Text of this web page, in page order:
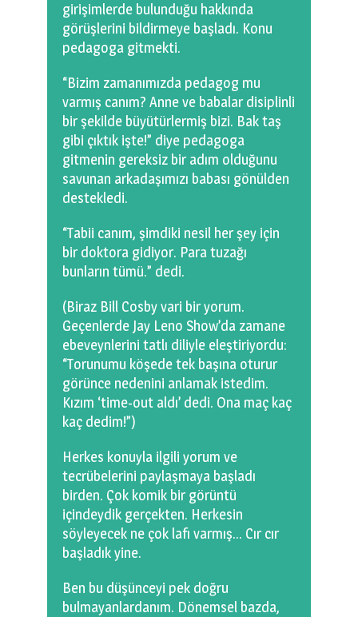
girişimlerde bulunduğu hakkında
görüşlerini bildirmeye başladı. Konu
pedagoga gitmekti.
“Bizim zamanımızda pedagog mu
varmış canım? Anne ve babalar disiplinli
bir şekilde büyütürlermiş bizi. Bak taş
gibi çıktık işte!” diye pedagoga
gitmenin gereksiz bir adım olduğunu
savunan arkadaşımızı babası gönülden
destekledi.
“Tabii canım, şimdiki nesil her şey için
bir doktora gidiyor. Para tuzağı
bunların tümü.” dedi.
(Biraz Bill Cosby vari bir yorum.
Geçenlerde Jay Leno Show’da zamane
ebeveynlerini tatlı diliyle eleştiriyordu:
“Torunumu köşede tek başına oturur
görünce nedenini anlamak istedim.
Kızım ‘time-out aldı’ dedi. Ona maç kaç
kaç dedim!”)
Herkes konuyla ilgili yorum ve
tecrübelerini paylaşmaya başladı
birden. Çok komik bir görüntü
içindeydik gerçekten. Herkesin
söyleyecek ne çok lafı varmış… Cır cır
başladık yine.
Ben bu düşünceyi pek doğru
bulmayanlardanım. Dönemsel bazda,